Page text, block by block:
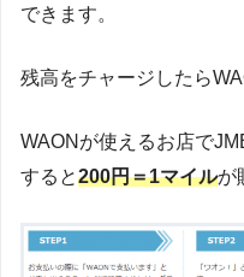
できます。
残高をチャージしたら
WAONが使えるお店で
すると200円＝1マイルが